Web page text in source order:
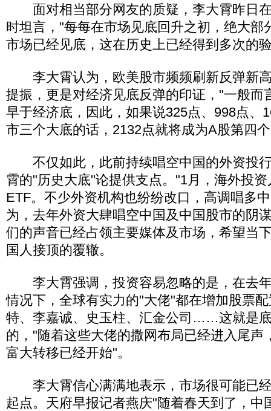
面对相当部分网友的质疑，李大霄昨日
时坦言，"每每在市场见底回升之初，绝大部
市场已经见底，这在历史上已经得到多次的
李大霄认为，欧美股市频频刷新反弹新
提振，更是对经济见底反弹的印证，"一般而
早于经济底，因此，如果说325点、998点、
市三个大底的话，2132点就将成为A股第四
不仅如此，此前持续唱空中国的外资投
霄的"历史大底"论提供支点。"1月，海外投
ETF。不少外资机构也纷纷改口，高调唱多
为，去年外资大肆唱空中国及中国股市的阴
们的声音已经占领主要媒体及市场，希望当
国人接顶的覆辙。
李大霄强调，投资容易忽略的是，在去
情况下，全球有实力的"大佬"都在增加股票
特、李嘉诚、史玉柱、汇金公司……这就是
的，"随着这些大佬的撒网布局已经进入尾声
富大转移已经开始"。
李大霄信心满满地表示，市场很可能已
起点。天府早报记者燕庆"随着春天到了，中